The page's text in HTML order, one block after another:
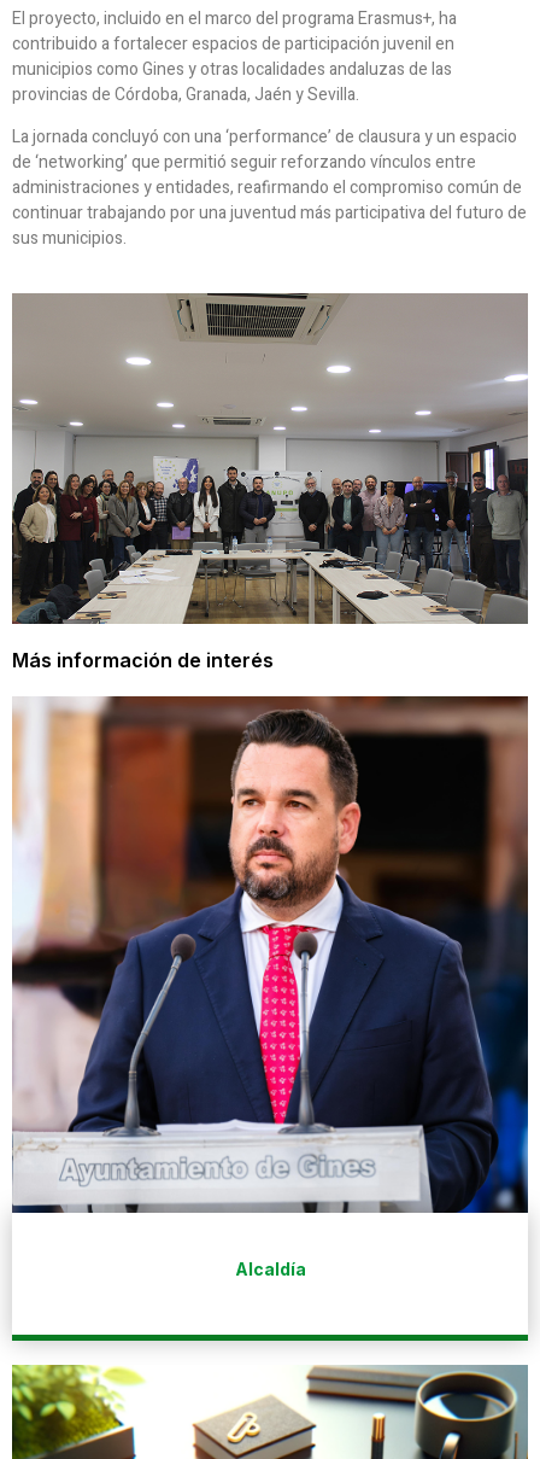
El proyecto, incluido en el marco del programa Erasmus+, ha
contribuido a fortalecer espacios de participación juvenil en
municipios como Gines y otras localidades andaluzas de las
provincias de Córdoba, Granada, Jaén y Sevilla.
La jornada concluyó con una ‘performance’ de clausura y un espacio
de ‘networking’ que permitió seguir reforzando vínculos entre
administraciones y entidades, reafirmando el compromiso común de
continuar trabajando por una juventud más participativa del futuro de
sus municipios.
Más información de interés
Alcaldía